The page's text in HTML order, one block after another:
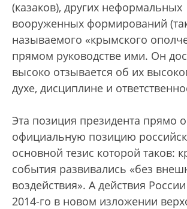
(казаков), других неформальных
вооруженных формирований
называемого «крымского
прямом руководстве ими. Он
высоко отзывается об их
духе, дисциплине и
Эта позиция президента прямо
официальную позицию
основной тезис которой таков:
события развивались «без
воздействия». А действия
2014-го в новом изложении